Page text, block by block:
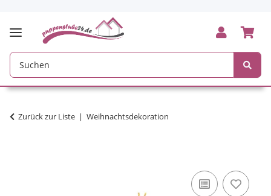
Zurück zur Liste Weihnachtsdekoration